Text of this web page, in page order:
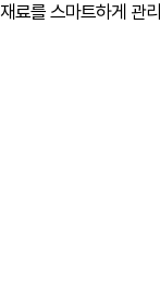
료를 스마트하게 관